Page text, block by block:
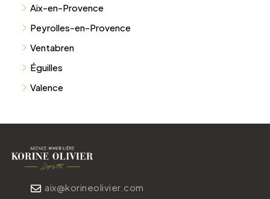
Aix-en-Provence
Peyrolles-en-Provence
Ventabren
Éguilles
Valence
aix@korineolivier.com